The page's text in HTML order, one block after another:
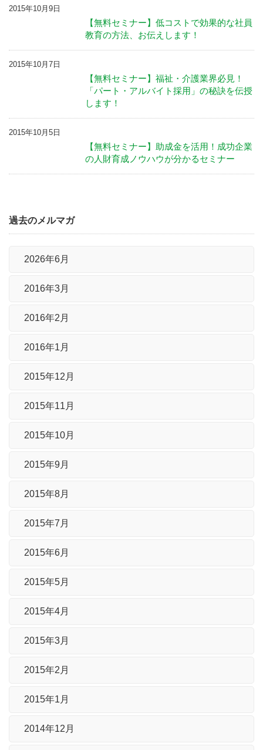
2015年10月9日
【無料セミナー】低コストで効果的な社員
教育の方法、お伝えします！
2015年10月7日
【無料セミナー】福祉・介護業界必見！
「パート・アルバイト採用」の秘訣を伝授
します！
2015年10月5日
【無料セミナー】助成金を活用！成功企業
の人財育成ノウハウが分かるセミナー
過去のメルマガ
2026年6月
2016年3月
2016年2月
2016年1月
2015年12月
2015年11月
2015年10月
2015年9月
2015年8月
2015年7月
2015年6月
2015年5月
2015年4月
2015年3月
2015年2月
2015年1月
2014年12月